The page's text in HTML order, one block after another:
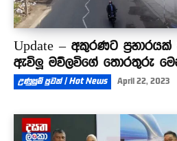
Update – අකුරණට
ඇවිලූ මව්ලවිගේ තොරතුරු
උණුසුම් පුවත් | Hot News April 22, 2023